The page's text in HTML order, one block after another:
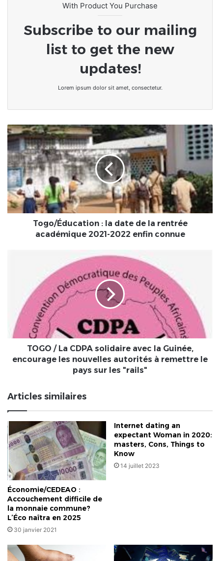
With Product You Purchase
Subscribe to our mailing
list to get the new
updates!
Lorem ipsum dolor sit amet, consectetur.
Togo/
Éducation
:
date
de
la
rentrée
académique
Togo/Éducation : la date de la rentrée
académique 2021-2022 enfin connue
solidaire
Guinée,
encourage
nouvelles
le
pays
les
"rails"
TOGO / La CDPA solidaire avec la Guinée,
encourage les nouvelles autorités à remettre le
pays sur les "rails"
Articles similaires
Économie/CEDEAO :
Accouchement difficile de
la monnaie commune?
L’Éco naîtra en 2025
30 janvier 2021
Internet dating an
expectant Woman in 2020:
masters, Cons, Things to
Know
14 juillet 2023